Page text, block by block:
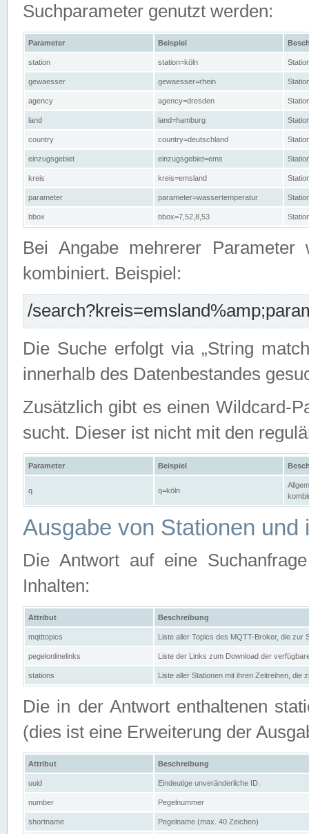
Suchparameter genutzt werden:
Parameter Beispiel
station station=köln
gewaesser gewaesser=rhein
agency agency=dresden
land land=hamburg
country country=deutschland
einzugsgebiet einzugsgebiet=ems
kreis kreis=emsland
parameter parameter=wassertemperatur
bbox bbox=7,52,8,53
Bei Angabe mehrerer Parameter
kombiniert. Beispiel:
/
Die Suche erfolgt via „String
innerhalb des Datenbestandes
Zusätzlich gibt es einen Wildcard-
sucht. Dieser ist nicht mit den
Parameter Beispiel
q q=köln
Ausgabe von Stationen und
Die Antwort auf eine
Inhalten:
Attribut Beschreibung
mqtttopics Liste aller Topics des MQTT-Broker, die zur
pegelonlinelinks Liste der Links zum Download der
stations Liste aller Stationen mit ihren Zeitreihen, die
Die in der Antwort enthaltenen
(dies ist eine Erweiterung der
Attribut Beschreibung
uuid Eindeutige unveränderliche ID.
number Pegelnummer
shortname Pegelname (max. 40 Zeichen)